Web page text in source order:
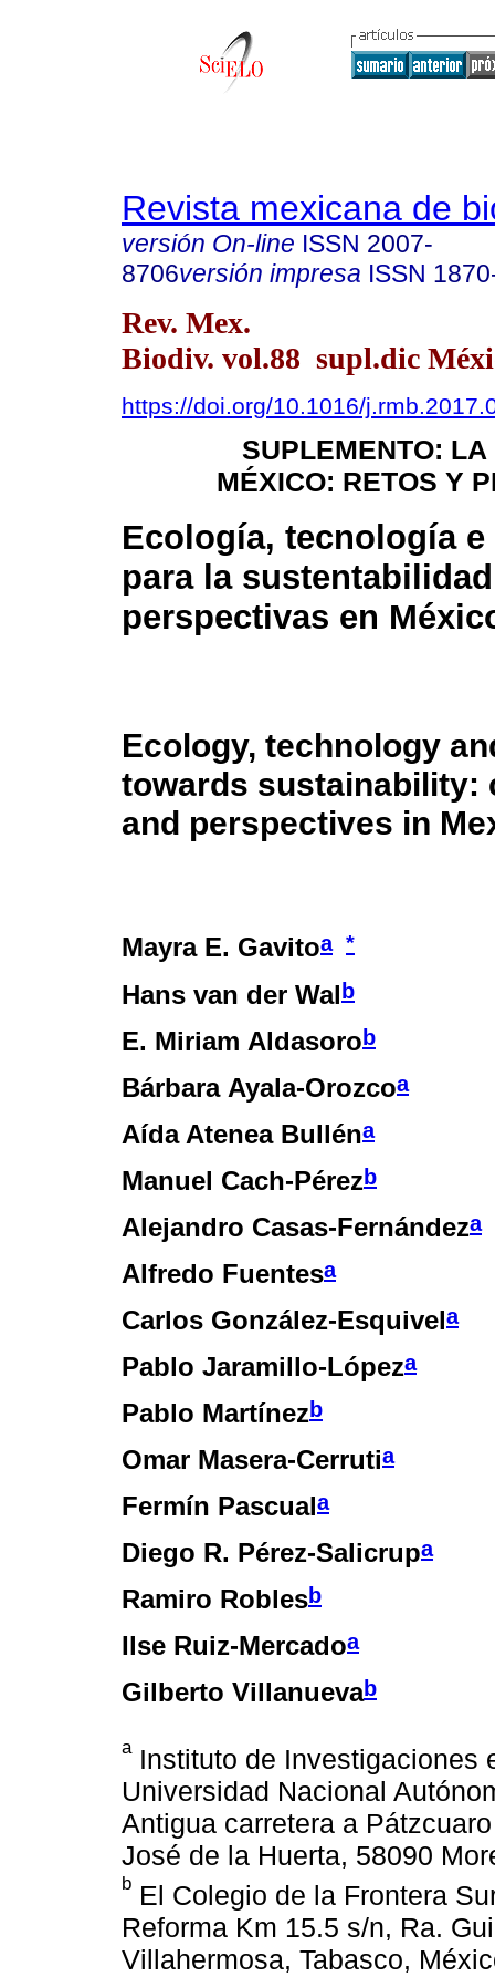
Revista mexicana de
versión On-line ISSN 2007-
8706versión impresa ISSN
Rev. Mex.
Biodiv. vol.88 supl.dic
https://doi.org/10.1016/
SUPLEMENTO: LA
MÉXICO: RETOS Y
Ecología, tecnología
para la
perspectivas en
Ecology, technology
towards sustainability:
and perspectives in
Mayra E. Gavitoa *
Hans van der Walb
E. Miriam Aldasorob
Bárbara Ayala-Orozcoa
Aída Atenea Bulléna
Manuel Cach-Pérezb
Alejandro Casas-Fernándeza
Alfredo Fuentesa
Carlos González-Esquivela
Pablo Jaramillo-Lópeza
Pablo Martínezb
Omar Masera-Cerrutia
Fermín Pascuala
Diego R. Pérez-Salicrupa
Ramiro Roblesb
Ilse Ruiz-Mercadoa
Gilberto Villanuevab
aInstituto de Investigaciones
Universidad Nacional
Antigua carretera a
José de la Huerta, 58090
b El Colegio de la Frontera
Reforma Km 15.5 s/n, Ra.
Villahermosa, Tabasco,